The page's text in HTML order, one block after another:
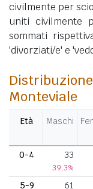
civilmente per
uniti civilmente
sommati
'divorziati/e' e
Monteviale
Età Maschi
0-4
33
39,3%
5-9 61